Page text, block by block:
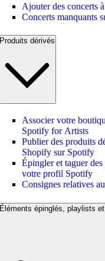
Ajouter des concerts
Concerts manquants
Produits dérivés
Associer votre
Spotify for Artists
Publier des produits
Shopify sur Spotify
Épingler et taguer
votre profil Spotify
Consignes relatives
Éléments épinglés, playlists